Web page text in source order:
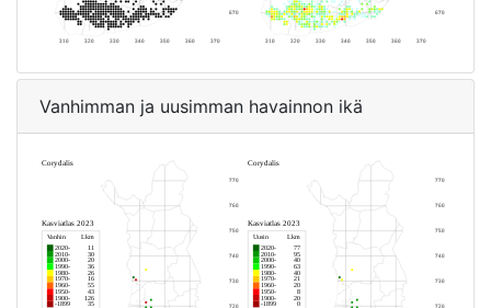
Vanhimman ja uusimman havainnon ikä